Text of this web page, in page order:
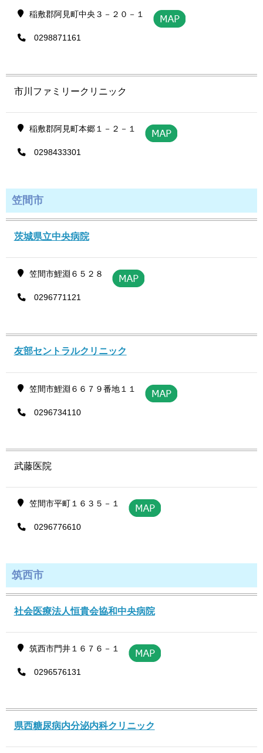
稲敷郡阿見町中央３－２０－１
0298871161
市川ファミリークリニック
稲敷郡阿見町本郷１－２－１
0298433301
笠間市
茨城県立中央病院
笠間市鯉淵６５２８
0296771121
友部セントラルクリニック
笠間市鯉淵６６７９番地１１
0296734110
武藤医院
笠間市平町１６３５－１
0296776610
筑西市
社会医療法人恒貴会協和中央病院
筑西市門井１６７６－１
0296576131
県西糖尿病内分泌内科クリニック